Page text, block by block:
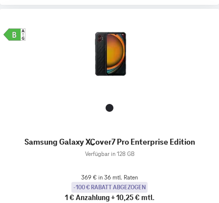
Samsung Galaxy XCover7 Pro Enterprise Edition
Verfügbar in 128 GB
369 € in 36 mtl. Raten
-100 € RABATT ABGEZOGEN
1 € Anzahlung+10,25 € mtl.